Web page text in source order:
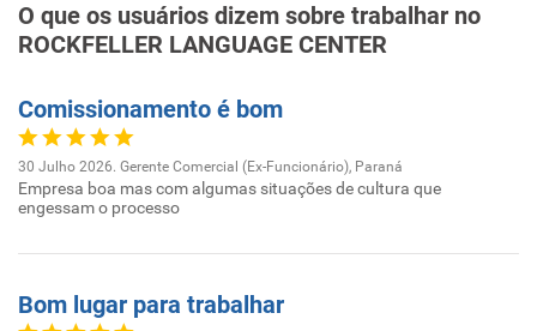
O que os usuários dizem sobre trabalhar no
ROCKFELLER LANGUAGE CENTER
Comissionamento é bom
30 Julho 2026. Gerente Comercial (Ex-Funcionário), Paraná
Empresa boa mas com algumas situações de cultura que
engessam o processo
Bom lugar para trabalhar